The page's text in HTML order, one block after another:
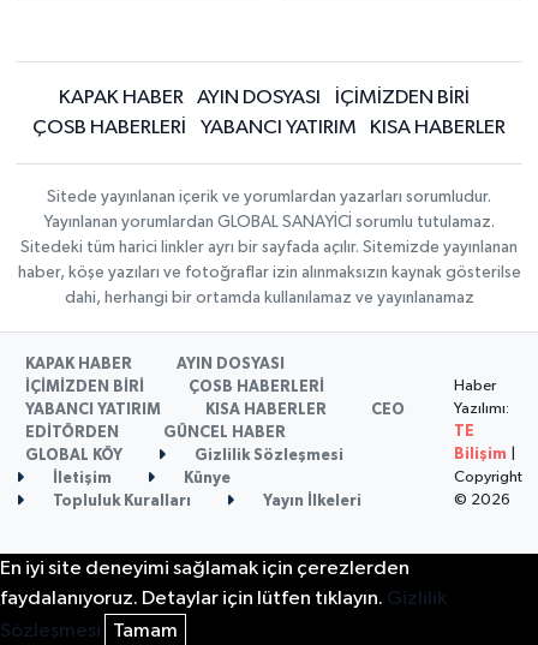
KAPAK HABER AYIN DOSYASI
İÇİMİZDEN BİRİ
ÇOSB HABERLERİ
YABANCI YATIRIM KISA HABERLER
Sitede yayınlanan içerik ve yorumlardan yazarları sorumludur.
Yayınlanan yorumlardan GLOBAL SANAYİCİ sorumlu tutulamaz.
Sitedeki tüm harici linkler ayrı bir sayfada açılır. Sitemizde yayınlanan
haber, köşe yazıları ve fotoğraflar izin alınmaksızın kaynak gösterilse
dahi, herhangi bir ortamda kullanılamaz ve yayınlanamaz
KAPAK HABER
AYIN DOSYASI
İÇİMİZDEN BİRİ
ÇOSB HABERLERİ
YABANCI YATIRIM
KISA HABERLER
CEO
EDİTÖRDEN
GÜNCEL HABER
GLOBAL KÖY
Gizlilik Sözleşmesi
İletişim
Künye
Topluluk Kuralları
Yayın İlkeleri
Haber
Yazılımı:
TE
Bilişim
Copyright
© 2026
En iyi site deneyimi sağlamak için çerezlerden
faydalanıyoruz. Detaylar için lütfen tıklayın. Gizlilik
Sözleşmesi
Tamam